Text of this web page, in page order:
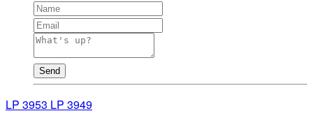
Send
LP 3953 LP 3949